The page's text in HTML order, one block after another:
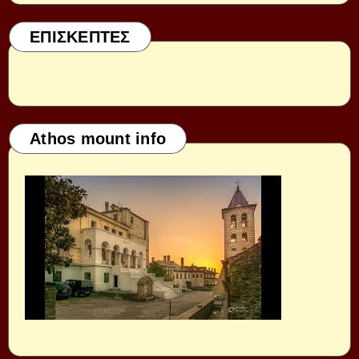
ΕΠΙΣΚΕΠΤΕΣ
Athos mount info